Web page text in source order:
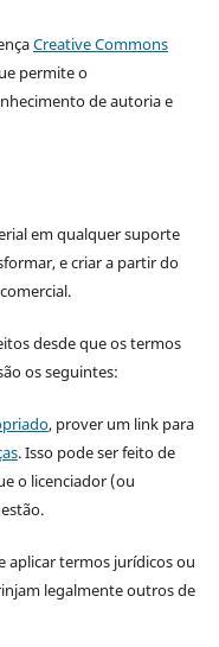
Creative Commons
permite o
de autoria e
em qualquer suporte
e criar a partir do
desde que os termos
os seguintes:
, prover um link para
. Isso pode ser feito de
o licenciador (ou
aplicar termos jurídicos ou
legalmente outros de